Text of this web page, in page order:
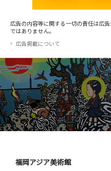
広告の内容等に関する一切の責任は広
ではありません。
広告掲載について
福岡アジア美術館